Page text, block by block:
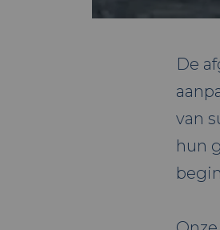
De
van
hun